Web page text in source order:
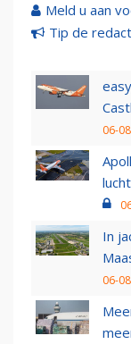
Meld u aan
Tip de
06-
In
06-